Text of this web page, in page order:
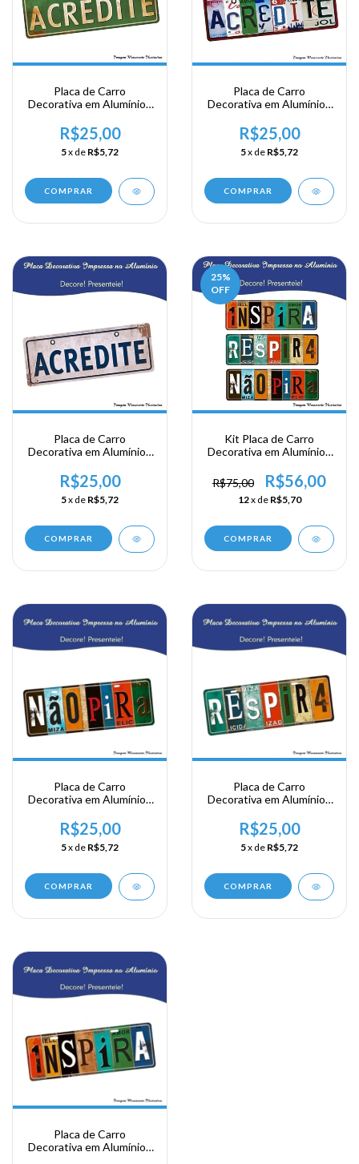
Placa de Carro
Decorativa em Alumínio -
R$25,00
5x de R$5,72
COMPRAR
Placa de Carro
Decorativa em Alumínio -
R$25,00
5x de R$5,72
COMPRAR
Placa de Carro
Decorativa em Alumínio -
R$25,00
5x de R$5,72
COMPRAR
25%
OFF
Kit Placa de Carro
Decorativa em Alumínio -
Pire
R$75,00 R$56,00
12x de R$5,70
COMPRAR
Placa de Carro
Decorativa em Alumínio -
R$25,00
5x de R$5,72
COMPRAR
Placa de Carro
Decorativa em Alumínio -
R$25,00
5x de R$5,72
COMPRAR
Placa de Carro
Decorativa em Alumínio -